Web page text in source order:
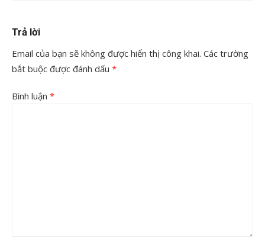
Trả lời
Email của bạn sẽ không được hiển thị công khai. Các trường
bắt buộc được đánh dấu *
Bình luận *